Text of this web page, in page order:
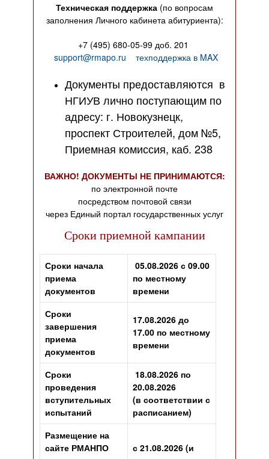
Техническая поддержка (по вопросам
заполнения Личного кабинета абитуриента):
+7 (495) 680-05-99 доб. 201
support@rmapo.ru
техподдержка в MAX
Документы предоставляются в
НГИУВ лично поступающим по
адресу: г. Новокузнецк,
проспект Строителей, дом №5,
Приемная комиссия, каб. 238
ВАЖНО! ДОКУМЕНТЫ НЕ ПРИНИМАЮТСЯ:
по электронной почте
посредством почтовой связи
через Единый портал государственных услуг
Сроки приемной кампании
Сроки начала
приема
документов
05.08.2026 с 09.00
по местному
времени
Сроки
завершения
приема
документов
17.08.2026 до
17.00 по местному
времени
Сроки
проведения
вступительных
испытаний
18.08.2026 по
20.08.2026
(в соответствии с
расписанием)
Размещение на
сайте РМАНПО
с 21.08.2026 (и